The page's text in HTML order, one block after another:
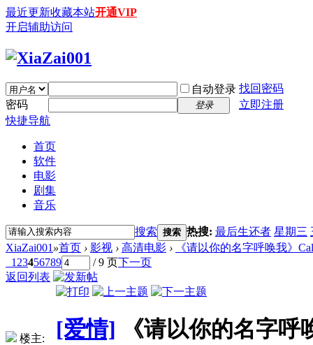
最近更新收藏本站开通VIP
开启辅助访问
自动登录 找回密码
密码
登录
立即注册
快捷导航
首页
软件
电影
剧集
音乐
搜索 搜索 热搜: 最后生还者 星期三
XiaZai001 »首页 › 影视 › 高清电影 ›
《请以你的名字呼唤我》
1 23456789 / 9 页下一页
返回列表
楼主:
[爱情]
《请以你的名字